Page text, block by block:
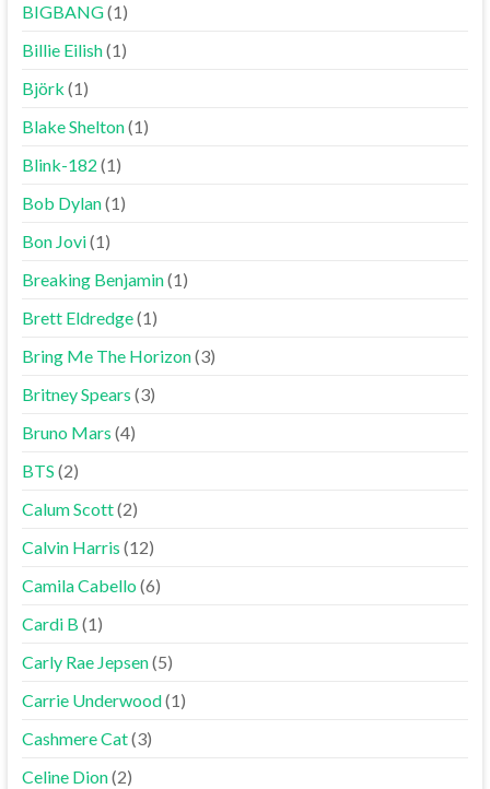
BIGBANG(1)
Billie Eilish(1)
Björk (1)
Blake Shelton(1)
Blink-182 (1)
Bob Dylan(1)
Bon Jovi(1)
Breaking Benjamin(1)
Brett Eldredge(1)
Bring Me The Horizon(3)
Britney Spears (3)
Bruno Mars (4)
BTS (2)
Calum Scott(2)
Calvin Harris (12)
Camila Cabello(6)
Cardi B (1)
Carly Rae Jepsen(5)
Carrie Underwood(1)
Cashmere Cat(3)
Celine Dion(2)